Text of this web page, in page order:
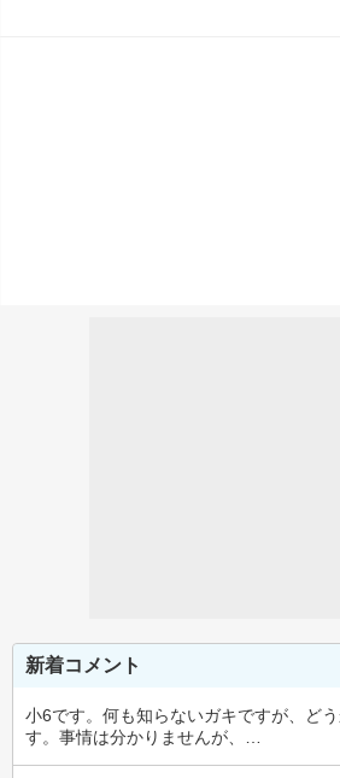
新着コメント
小6です。何も知らないガキですが、ど
す。事情は分かりませんが、…